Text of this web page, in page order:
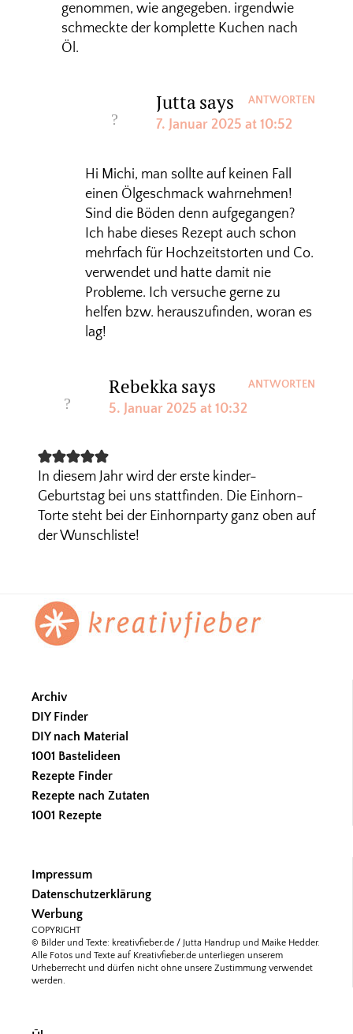
genommen, wie angegeben. irgendwie
schmeckte der komplette Kuchen nach
Öl.
Juttasays
7. Januar 2025 at 10:52
Hi Michi, man sollte auf keinen Fall
einen Ölgeschmack wahrnehmen!
Sind die Böden denn aufgegangen?
Ich habe dieses Rezept auch schon
mehrfach für Hochzeitstorten und Co.
verwendet und hatte damit nie
Probleme. Ich versuche gerne zu
helfen bzw. herauszufinden, woran es
lag!
ANTWORTEN
Rebekkasays
5. Januar 2025 at 10:32
In diesem Jahr wird der erste kinder-
Geburtstag bei uns stattfinden. Die Einhorn-
Torte steht bei der Einhornparty ganz oben auf
der Wunschliste!
ANTWORTEN
Footer
Archiv
DIY Finder
DIY nach Material
1001 Bastelideen
Rezepte Finder
Rezepte nach Zutaten
1001 Rezepte
Impressum
Datenschutzerklärung
Werbung
COPYRIGHT
© Bilder und Texte: kreativfieber.de / Jutta Handrup und Maike Hedder.
Alle Fotos und Texte auf Kreativfieber.de unterliegen unserem
Urheberrecht und dürfen nicht ohne unsere Zustimmung verwendet
werden.